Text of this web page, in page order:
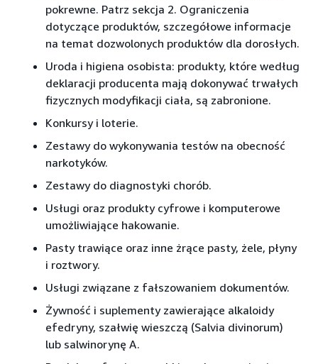
pokrewne. Patrz sekcja 2. Ograniczenia
dotyczące produktów, szczegółowe informacje
na temat dozwolonych produktów dla dorosłych.
Uroda i higiena osobista: produkty, które według
deklaracji producenta mają dokonywać trwałych
fizycznych modyfikacji ciała, są zabronione.
Konkursy i loterie.
Zestawy do wykonywania testów na obecność
narkotyków.
Zestawy do diagnostyki chorób.
Usługi oraz produkty cyfrowe i komputerowe
umożliwiające hakowanie.
Pasty trawiące oraz inne żrące pasty, żele, płyny
i roztwory.
Usługi związane z fałszowaniem dokumentów.
Żywność i suplementy zawierające alkaloidy
efedryny, szałwię wieszczą (Salvia divinorum)
lub salwinorynę A.